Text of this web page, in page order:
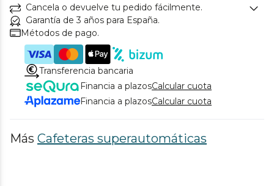
Cancela o devuelve tu pedido fácilmente.
Garantía de 3 años para España.
Métodos de pago.
Transferencia bancaria
Financia a plazosCalcular cuota
Financia a plazosCalcular cuota
Más Cafeteras superautomáticas